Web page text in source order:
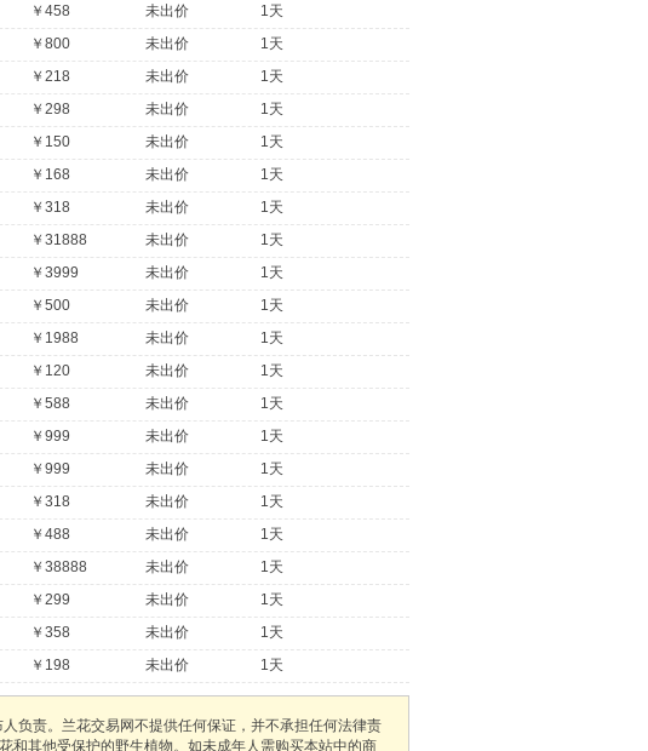
￥458 未出价
1天
￥800 未出价
1天
￥218 未出价
1天
￥298 未出价
1天
￥150 未出价
1天
￥168 未出价
1天
￥318 未出价
1天
￥31888 未出价
1天
￥3999 未出价
1天
￥500 未出价
1天
￥1988 未出价
1天
￥120 未出价
1天
￥588 未出价
1天
￥999 未出价
1天
￥999 未出价
1天
￥318 未出价
1天
￥488 未出价
1天
￥38888 未出价
1天
￥299 未出价
1天
￥358 未出价
1天
￥198 未出价 1天
负责。兰花交易网不提供任何保证，并不承担任何法律责
和其他受保护的野生植物。如未成年人需购买本站中的商